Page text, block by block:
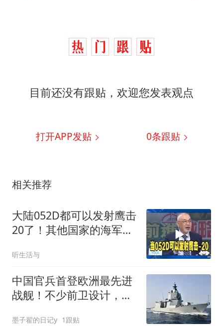
目前还没有跟贴，欢迎您发表观点
打开APP发贴 0条跟贴
相关推荐
大陆052D都可以发射鹰击
20了！其他国家的海军还
听生活与
中国官兵首登欧洲最先进
战舰！不少前卫设计，让
墨子翟的日记y 1跟贴